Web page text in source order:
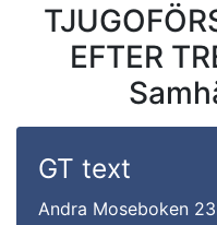
EFTER
GT text
Andra Moseboken